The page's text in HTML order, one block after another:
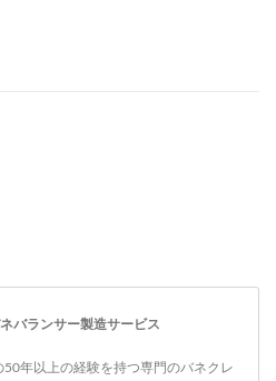
バランサー製造サービス
年以上の経験を持つ専門のバネクレ